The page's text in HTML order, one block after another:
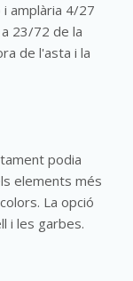
i amplària 4/27
23/72 de la
de l'asta i la
podia
elements més
La opció
i les garbes.